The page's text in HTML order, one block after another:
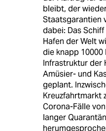
bleibt, der
Staatsgarantien
dabei: Das
Hafen der Welt
die knapp
Infrastruktur der
Amüsier- und
geplant.
Kreuzfahrtmarkt
Corona-Fälle
langer